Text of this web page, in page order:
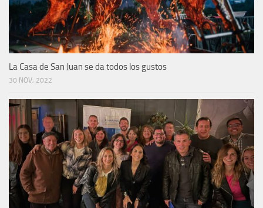
La Casa de San Juan se da todos los gustos
30 NOV, 2022